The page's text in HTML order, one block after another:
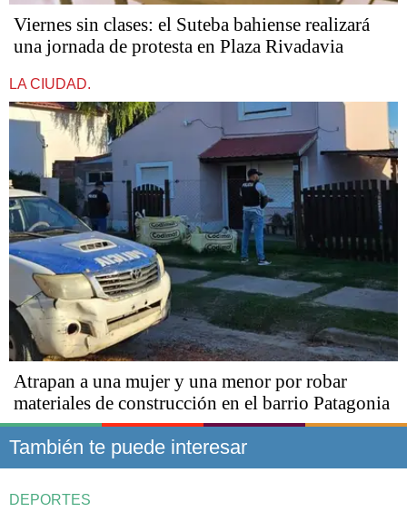
Viernes sin clases: el Suteba bahiense realizará
una jornada de protesta en Plaza Rivadavia
LA CIUDAD.
Atrapan a una mujer y una menor por robar
materiales de construcción en el barrio Patagonia
También te puede interesar
DEPORTES